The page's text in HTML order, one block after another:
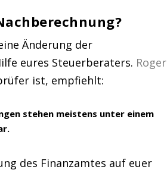
Änderung der
eures Steuerberaters. Roger
ist, empfiehlt:
stehen meistens unter einem
des Finanzamtes auf euer